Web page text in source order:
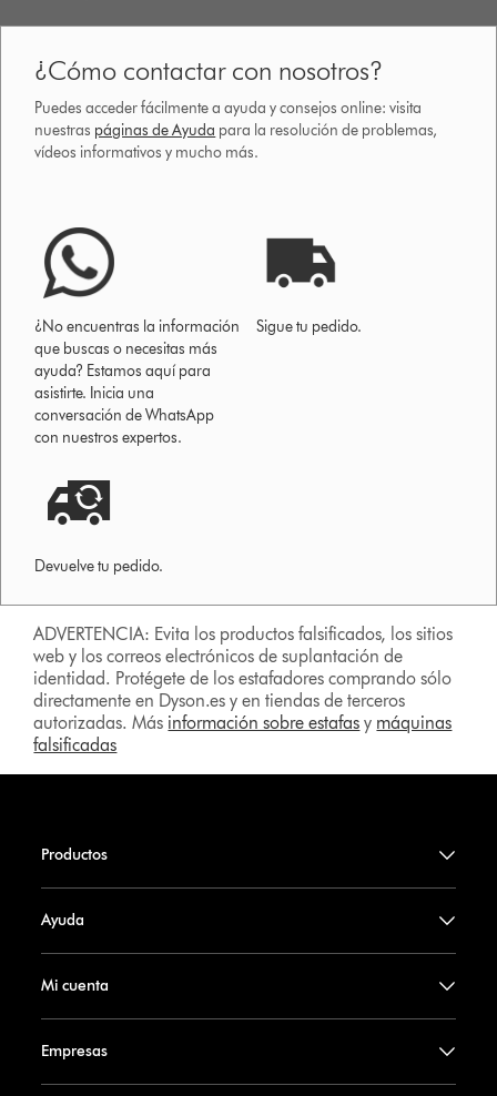
¿Cómo contactar con nosotros?
Puedes acceder fácilmente a ayuda y consejos online: visita
nuestras páginas de Ayuda para la resolución de problemas,
vídeos informativos y mucho más.
¿No encuentras la información
que buscas o necesitas más
ayuda? Estamos aquí para
asistirte. Inicia una
conversación de WhatsApp
con nuestros expertos.
Sigue tu pedido.
Devuelve tu pedido.
ADVERTENCIA: Evita los productos falsificados, los sitios
web y los correos electrónicos de suplantación de
identidad. Protégete de los estafadores comprando sólo
directamente en Dyson.es y en tiendas de terceros
autorizadas. Más información sobre estafas y máquinas
falsificadas
Productos
Ayuda
Mi cuenta
Empresas